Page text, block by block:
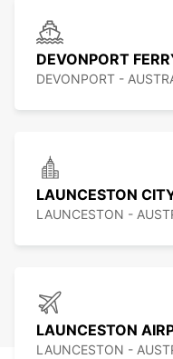
DEVONPORT
DEVONPORT -
LAUNCESTON
LAUNCESTON -
LAUNCESTON
LAUNCESTON -